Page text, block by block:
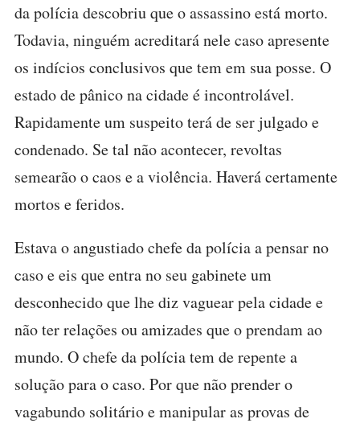
da polícia descobriu que o assassino está morto.
Todavia, ninguém acreditará nele caso apresente
os indícios conclusivos que tem em sua posse. O
estado de pânico na cidade é incontrolável.
Rapidamente um suspeito terá de ser julgado e
condenado. Se tal não acontecer, revoltas
semearão o caos e a violência. Haverá certamente
mortos e feridos.
Estava o angustiado chefe da polícia a pensar no
caso e eis que entra no seu gabinete um
desconhecido que lhe diz vaguear pela cidade e
não ter relações ou amizades que o prendam ao
mundo. O chefe da polícia tem de repente a
solução para o caso. Por que não prender o
vagabundo solitário e manipular as provas de